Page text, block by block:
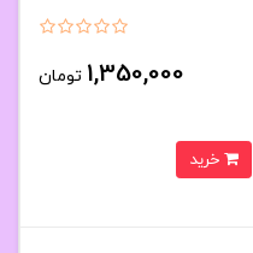
1,350,000 تومان